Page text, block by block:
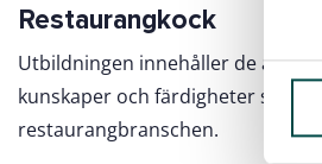
c
k
Restaurangkock
Utbildningen innehåller de
kunskaper och färdigheter som
restaurangbranschen.